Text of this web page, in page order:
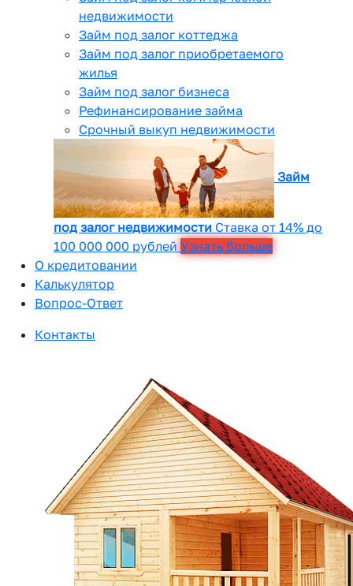
недвижимости
Займ под залог коттеджа
Займ под залог приобретаемого
жилья
Займ под залог бизнеса
Рефинансирование займа
Срочный выкуп недвижимости
Займ
под залог недвижимости Ставка от 14% до
100 000 000 рублей Узнать больше
О кредитовании
Калькулятор
Вопрос-Ответ
Контакты